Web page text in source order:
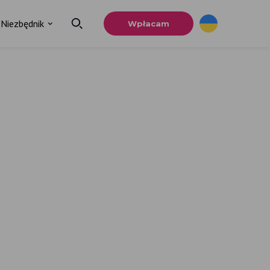
Niezbędnik Wpłacam